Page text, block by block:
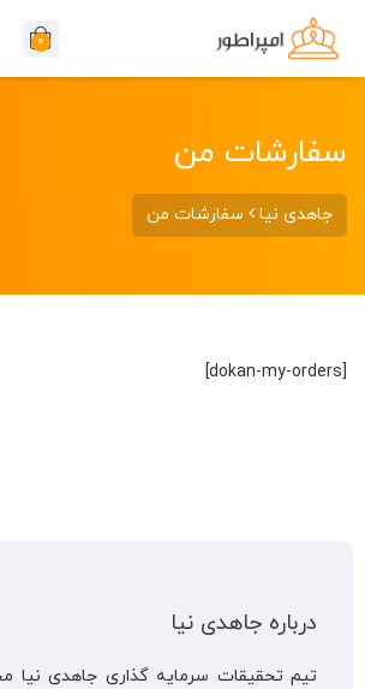
0
سفارشات من
جاهدی نیا سفارشات من
درباره جاهدی نیا
تیم تحقیقات سرمایه گذاری جاهدی نیا